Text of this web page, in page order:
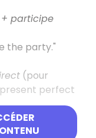
participe
the party."
(pour
perfect
film before."